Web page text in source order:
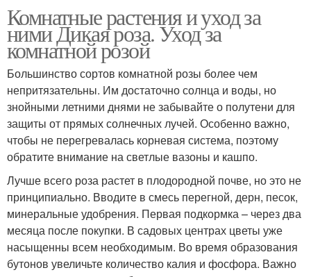
Комнатные растения и уход за
ними Дикая роза. Уход за
комнатной розой
Большинство сортов комнатной розы более чем
непритязательны. Им достаточно солнца и воды, но
знойными летними днями не забывайте о полутени для
защиты от прямых солнечных лучей. Особенно важно,
чтобы не перегревалась корневая система, поэтому
обратите внимание на светлые вазоны и кашпо.
Лучше всего роза растет в плодородной почве, но это не
принципиально. Вводите в смесь перегной, дерн, песок,
минеральные удобрения. Первая подкормка – через два
месяца после покупки. В садовых центрах цветы уже
насыщенны всем необходимым. Во время образования
бутонов увеличьте количество калия и фосфора. Важно